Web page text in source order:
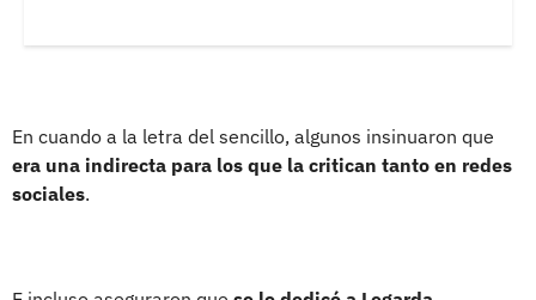
En cuando a la letra del sencillo, algunos insinuaron que
era una indirecta para los que la critican tanto en redes
sociales.